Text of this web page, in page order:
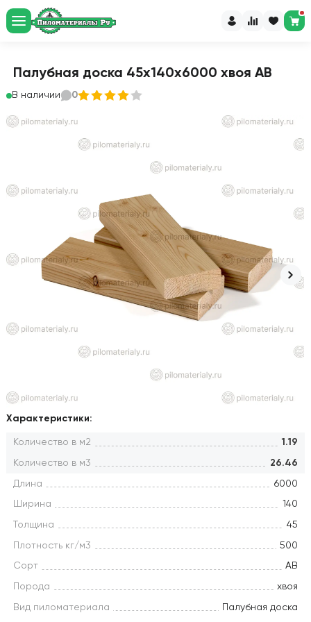
Палубная доска 45х140х6000 хвоя АВ
В наличии 0
Характеристики:
Количество в м2 1.19
Количество в м3 26.46
Длина 6000
Ширина 140
Толщина 45
Плотность кг/м3 500
Сорт АВ
Порода хвоя
Вид пиломатериала Палубная доска